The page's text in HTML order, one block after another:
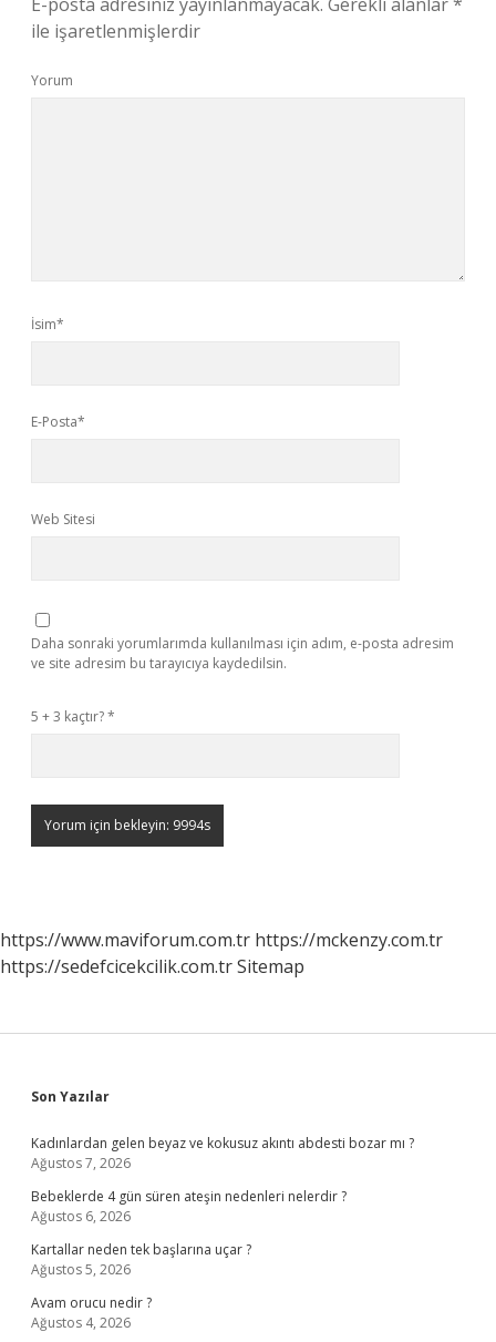
ile işaretlenmişlerdir
Yorum
İsim*
E-Posta*
Web Sitesi
Daha sonraki yorumlarımda kullanılması için adım, e-posta adresim
ve site adresim bu tarayıcıya kaydedilsin.
5 + 3 kaçtır?*
https://www.maviforum.com.tr https://mckenzy.com.tr
https://sedefcicekcilik.com.trSitemap
Sidebar
Son Yazılar
Kadınlardan gelen beyaz ve kokusuz akıntı abdesti bozar mı ?
Ağustos 7, 2026
Bebeklerde 4 gün süren ateşin nedenleri nelerdir ?
Ağustos 6, 2026
Kartallar neden tek başlarına uçar ?
Ağustos 5, 2026
Avam orucu nedir ?
Ağustos 4, 2026